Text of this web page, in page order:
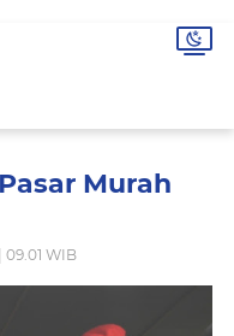
Murah
09.01 WIB